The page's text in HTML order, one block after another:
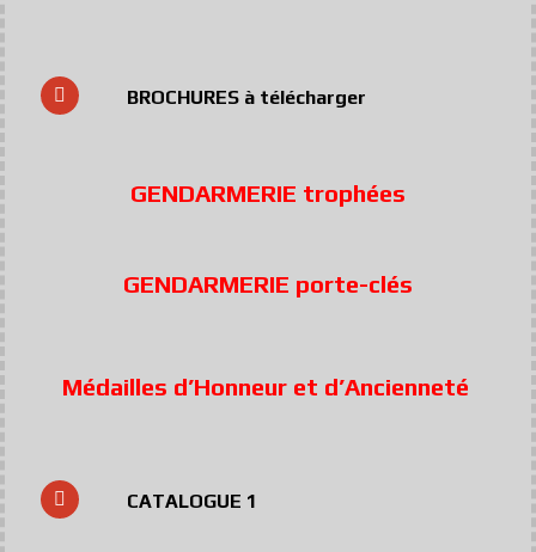
BROCHURES à télécharger
GENDARMERIE trophées
GENDARMERIE porte-clés
Médailles d’Honneur et d’Ancienneté
CATALOGUE 1